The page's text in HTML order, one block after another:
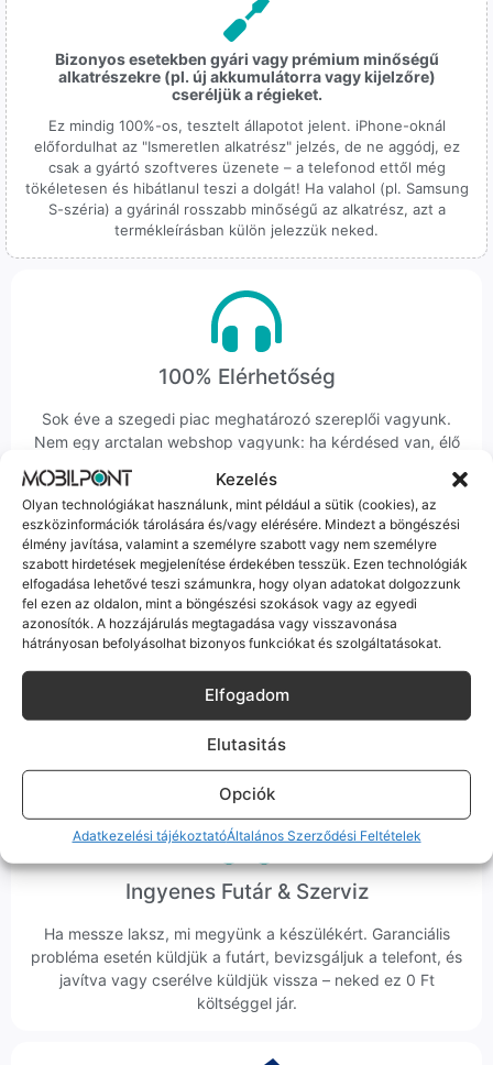
Kezelés
Olyan technológiákat használunk, mint például a sütik (cookies), az
eszközinformációk tárolására és/vagy elérésére. Mindezt a böngészési
élmény javítása, valamint a személyre szabott vagy nem személyre
szabott hirdetések megjelenítése érdekében tesszük. Ezen technológiák
elfogadása lehetővé teszi számunkra, hogy olyan adatokat dolgozzunk
fel ezen az oldalon, mint a böngészési szokások vagy az egyedi
azonosítók. A hozzájárulás megtagadása vagy visszavonása
hátrányosan befolyásolhat bizonyos funkciókat és szolgáltatásokat.
Elfogadom
Elutasitás
Opciók
Adatkezelési tájékoztatóÁltalános Szerződési Feltételek
Bizonyos esetekben gyári vagy prémium minőségű
alkatrészekre (pl. új akkumulátorra vagy kijelzőre)
cseréljük a régieket.
Ez mindig 100%-os, tesztelt állapotot jelent. iPhone-oknál
előfordulhat az "Ismeretlen alkatrész" jelzés, de ne aggódj, ez
csak a gyártó szoftveres üzenete – a telefonod ettől még
tökéletesen és hibátlanul teszi a dolgát! Ha valahol (pl. Samsung
S-széria) a gyárinál rosszabb minőségű az alkatrész, azt a
termékleírásban külön jelezzük neked.
100% Elérhetőség
Sok éve a szegedi piac meghatározó szereplői vagyunk.
Nem egy arctalan webshop vagyunk: ha kérdésed van, élő
ember veszi fel a telefont, és személyesen is megtalálsz
minket Szegeden.
Korrekt Ügyintézés
Hibázni emberi dolog, de a felelősségvállalás nálunk alap.
Ha ritkán előfordul egy hiba, nem kifogásokat keresünk,
hanem megoldást. Szakértő kollégáink azonnal kézbe
veszik az ügyedet.
Ingyenes Futár & Szerviz
Ha messze laksz, mi megyünk a készülékért. Garanciális
probléma esetén küldjük a futárt, bevizsgáljuk a telefont, és
javítva vagy cserélve küldjük vissza – neked ez 0 Ft
költséggel jár.